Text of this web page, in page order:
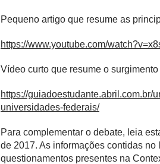
Pequeno artigo que resume as
https://www.youtube.com/
Vídeo curto que resume o
https://guiadoestudante.abril.com.br/
universidades-federais/
Para complementar o debate, leia
de 2017. As informações contidas
questionamentos presentes na